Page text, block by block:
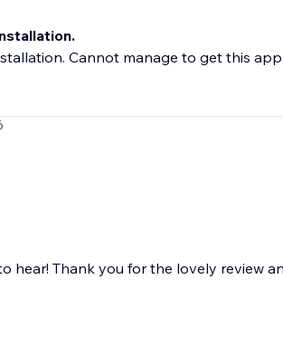
Cannot manage to get this
hear! Thank you for the lovely review